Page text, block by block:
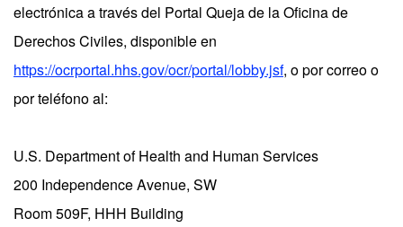
electrónica a través del Portal Queja de la Oficina de
Derechos Civiles, disponible en
https://ocrportal.hhs.gov/ocr/portal/lobby.jsf, o por correo o
por teléfono al:
U.S. Department of Health and Human Services
200 Independence Avenue, SW
Room 509F, HHH Building